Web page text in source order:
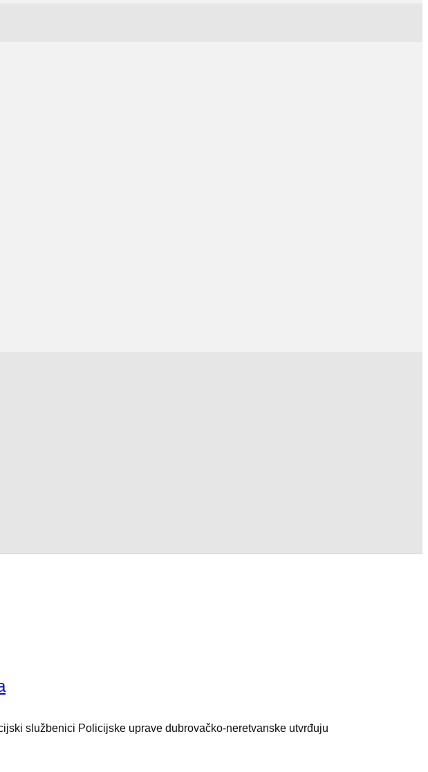
službenici Policijske uprave dubrovačko-neretvanske utvrđuju